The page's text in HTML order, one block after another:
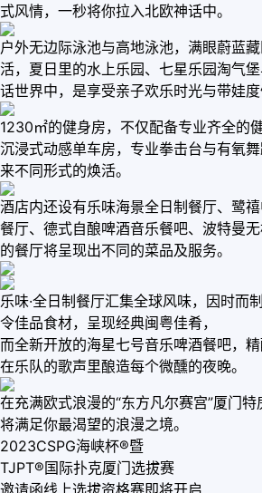
式风情，一秒将你拉入北欧神话中。
户外无边际泳池与高地泳池，满眼蔚蓝
活，夏日里的水上乐园、七星乐园淘气
话世界中，是享受亲子欢乐时光与带娃度
1230㎡的健身房，不仅配备专业齐全的
沉浸式动感单车房，专业拳击台与有氧
来不同形式的焕活。
酒店内还设有乐味海景全日制餐厅、鹭
餐厅、德式自酿啤酒音乐餐吧、波特曼
的餐厅将呈现出不同的菜品及服务。
乐味·全日制餐厅汇集全球风味，因时而
令佳品食材，呈现经典闽粤佳肴，
而全新开放的海星七号音乐啤酒餐吧，精
在乐队的歌声里酿造每个微醺的夜晚。
在充满欧式浪漫的“东方凡尔赛宫”厦门特
将满足你最渴望的浪漫之境。
2023CSPG海峡杯®暨
TJPT®国际扑克厦门选拔赛
邀请函线上选拔资格赛即将开启